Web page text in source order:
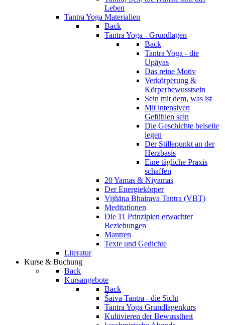
Leben
Tantra Yoga Materialien
Back
Tantra Yoga - Grundlagen
Back
Tantra Yoga - die
Upāyas
Das reine Motiv
Verkörperung &
Körperbewusstsein
Sein mit dem, was ist
Mit intensiven
Gefühlen sein
Die Geschichte beiseite
legen
Der Stillepunkt an der
Herzbasis
Eine tägliche Praxis
schaffen
20 Yamas & Niyamas
Der Energiekörper
Vijñāna Bhairava Tantra (VBT)
Meditationen
Die 11 Prinzipien erwachter
Beziehungen
Mantren
Texte und Gedichte
Literatur
Kurse & Buchung
Back
Kursangebote
Back
Śaiva Tantra - die Sicht
Tantra Yoga Grundlagenkurs
Kultivieren der Bewusstheit